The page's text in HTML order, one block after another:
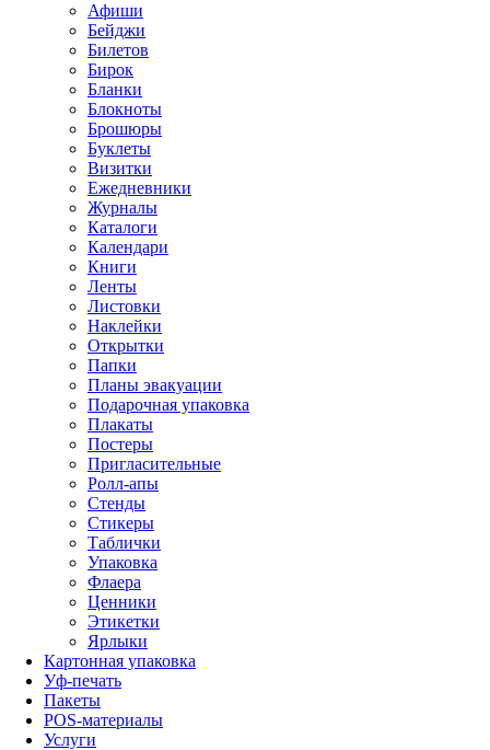
Афиши
Бейджи
Билетов
Бирок
Бланки
Блокноты
Брошюры
Буклеты
Визитки
Ежедневники
Журналы
Каталоги
Календари
Книги
Ленты
Листовки
Наклейки
Открытки
Папки
Планы эвакуации
Подарочная упаковка
Плакаты
Постеры
Пригласительные
Ролл-апы
Стенды
Стикеры
Таблички
Упаковка
Флаера
Ценники
Этикетки
Ярлыки
Картонная упаковка
Уф-печать
Пакеты
POS-материалы
Услуги